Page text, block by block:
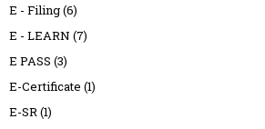
E - Filing(6)
E - LEARN (7)
E PASS (3)
E-Certificate (1)
E-SR(1)